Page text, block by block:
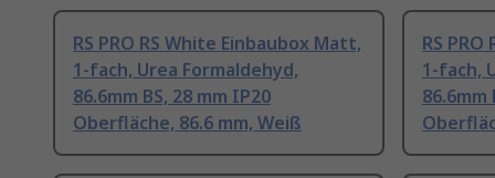
RS PRO RS White Einbaubox Matt,
1-fach, Urea Formaldehyd,
86.6mm BS, 28 mm IP20
Oberfläche, 86.6 mm, Weiß
RS
1-fach,
86.6mm